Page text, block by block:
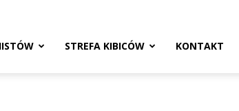
STREFA KIBICÓW KONTAKT